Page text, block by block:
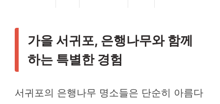
가을 서귀포, 은행나무와 함께
하는 특별한 경험
서귀포의 은행나무 명소들은 단순히 아름다